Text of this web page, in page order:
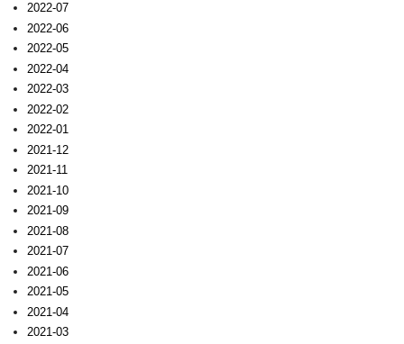
2022-07
2022-06
2022-05
2022-04
2022-03
2022-02
2022-01
2021-12
2021-11
2021-10
2021-09
2021-08
2021-07
2021-06
2021-05
2021-04
2021-03